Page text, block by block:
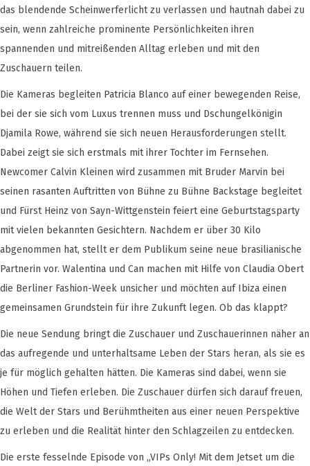
das blendende Scheinwerferlicht zu verlassen und hautnah dabei zu
sein, wenn zahlreiche prominente Persönlichkeiten ihren
spannenden und mitreißenden Alltag erleben und mit den
Zuschauern teilen.
Die Kameras begleiten Patricia Blanco auf einer bewegenden Reise,
bei der sie sich vom Luxus trennen muss und Dschungelkönigin
Djamila Rowe, während sie sich neuen Herausforderungen stellt.
Dabei zeigt sie sich erstmals mit ihrer Tochter im Fernsehen.
Newcomer Calvin Kleinen wird zusammen mit Bruder Marvin bei
seinen rasanten Auftritten von Bühne zu Bühne Backstage begleitet
und Fürst Heinz von Sayn-Wittgenstein feiert eine Geburtstagsparty
mit vielen bekannten Gesichtern. Nachdem er über 30 Kilo
abgenommen hat, stellt er dem Publikum seine neue brasilianische
Partnerin vor. Walentina und Can machen mit Hilfe von Claudia Obert
die Berliner Fashion-Week unsicher und möchten auf Ibiza einen
gemeinsamen Grundstein für ihre Zukunft legen. Ob das klappt?
Die neue Sendung bringt die Zuschauer und Zuschauerinnen näher an
das aufregende und unterhaltsame Leben der Stars heran, als sie es
je für möglich gehalten hätten. Die Kameras sind dabei, wenn sie
Höhen und Tiefen erleben. Die Zuschauer dürfen sich darauf freuen,
die Welt der Stars und Berühmtheiten aus einer neuen Perspektive
zu erleben und die Realität hinter den Schlagzeilen zu entdecken.
Die erste fesselnde Episode von „VIPs Only! Mit dem Jetset um die